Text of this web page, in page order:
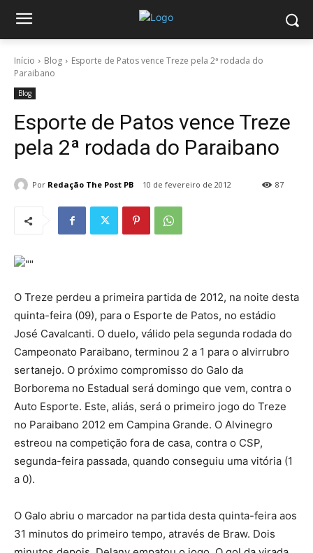
Início Blog
Esporte de Patos vence Treze pela 2ª rodada do
Paraibano
Blog
Esporte de Patos vence Treze
pela 2ª rodada do Paraibano
Por Redação The Post PB 10 de fevereiro de 2012 87
O Treze perdeu a primeira partida de 2012, na noite desta
quinta-feira (09), para o Esporte de Patos, no estádio
José Cavalcanti. O duelo, válido pela segunda rodada do
Campeonato Paraibano, terminou 2 a 1 para o alvirrubro
sertanejo. O próximo compromisso do Galo da
Borborema no Estadual será domingo que vem, contra o
Auto Esporte. Este, aliás, será o primeiro jogo do Treze
no Paraibano 2012 em Campina Grande. O Alvinegro
estreou na competição fora de casa, contra o CSP,
segunda-feira passada, quando conseguiu uma vitória (1
a 0).
O Galo abriu o marcador na partida desta quinta-feira aos
31 minutos do primeiro tempo, através de Braw. Dois